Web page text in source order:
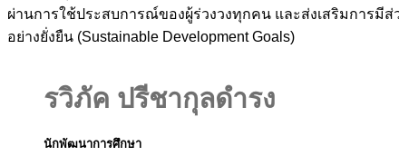
ผ่านการใช้ประสบการณ์ของผู้ร่วงวงทุกคน และส่งเสริมการ
อย่างยั่งยืน (Sustainable Development Goals)
รวิภัค ปรีชากุลดำรง
นักพัฒนาการศึกษา